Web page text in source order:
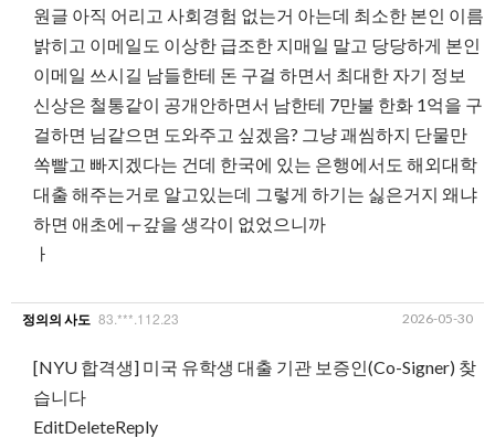
원글 아직 어리고 사회경험 없는거 아는데 최소한 본인 이름
밝히고 이메일도 이상한 급조한 지매일 말고 당당하게 본인
이메일 쓰시길 남들한테 돈 구걸 하면서 최대한 자기 정보
신상은 철통같이 공개안하면서 남한테 7만불 한화 1억을 구
걸하면 님같으면 도와주고 싶겠음? 그냥 괘씸하지 단물만
쏙빨고 빠지겠다는 건데 한국에 있는 은행에서도 해외대학
대출 해주는거로 알고있는데 그렇게 하기는 싫은거지 왜냐
하면 애초에ㅜ갚을 생각이 없었으니까
ㅏ
정의의 사도 83.***.112.23 2026-05-30
[NYU 합격생] 미국 유학생 대출 기관 보증인(Co-Signer) 찾
습니다
EditDeleteReply